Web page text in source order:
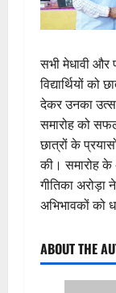
सभी मेधावी और
विद्यार्थियों को
देकर उनका
समारोह को
छात्रों के
की। समारोह
गीतिका
अभिभावकों को
ABOUT THE